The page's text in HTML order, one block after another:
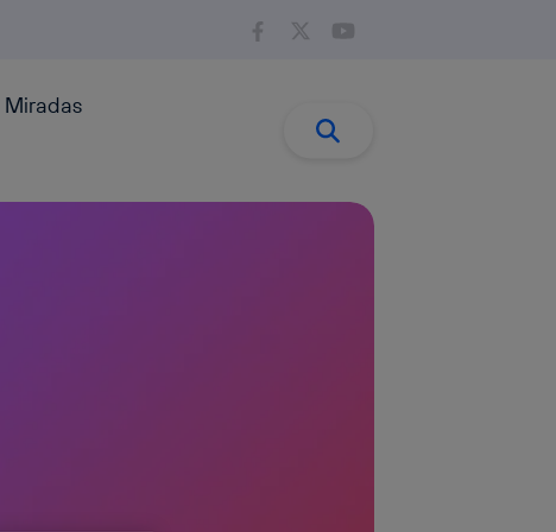
Miradas
Buscar